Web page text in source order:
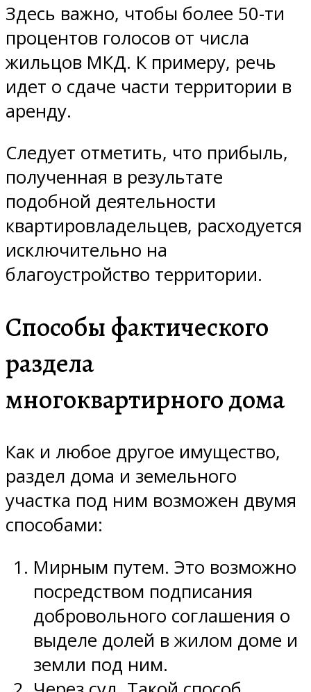
Здесь важно, чтобы более 50-ти
процентов голосов от числа
жильцов МКД. К примеру, речь
идет о сдаче части территории в
аренду.
Следует отметить, что прибыль,
полученная в результате
подобной деятельности
квартировладельцев, расходуется
исключительно на
благоустройство территории.
Способы фактического
раздела
многоквартирного дома
Как и любое другое имущество,
раздел дома и земельного
участка под ним возможен двумя
способами:
Мирным путем. Это возможно
посредством подписания
добровольного соглашения о
выделе долей в жилом доме и
земли под ним.